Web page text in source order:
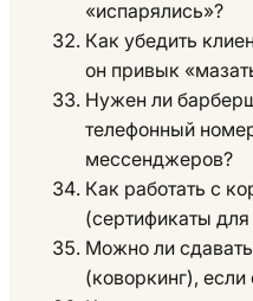
«испарялись»?
Как убедить
он привык
Нужен ли
телефонный
мессенджеров?
Как работать с
(сертификаты
Можно ли
(коворкинг), если